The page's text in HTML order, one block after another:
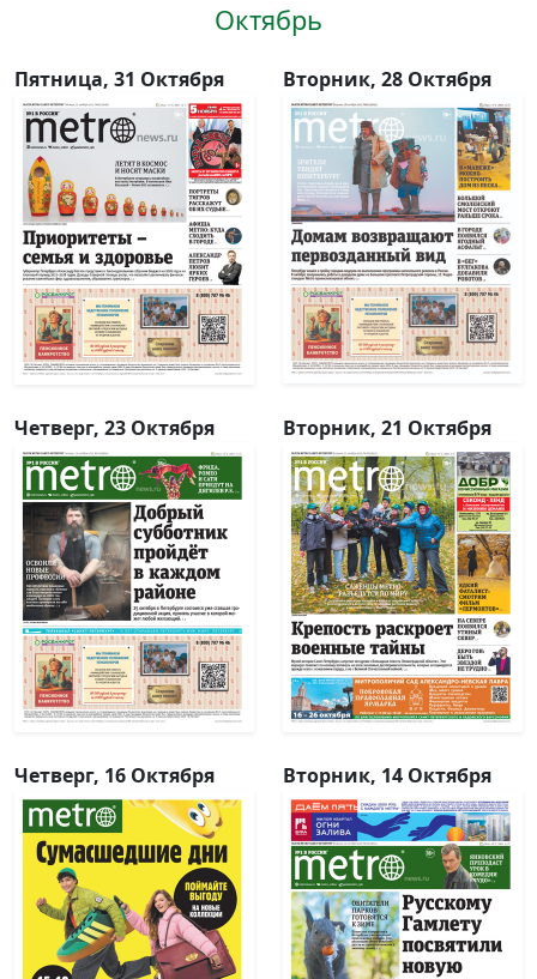
Октябрь
Пятница, 31 Октября Вторник, 28 Октября
Четверг, 23 Октября Вторник, 21 Октября
Четверг, 16 Октября Вторник, 14 Октября